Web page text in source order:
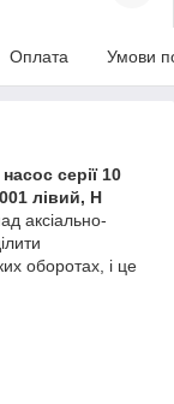
Оплата Умови
серії 10
лівий, H
аксіально-
оборотах, і це